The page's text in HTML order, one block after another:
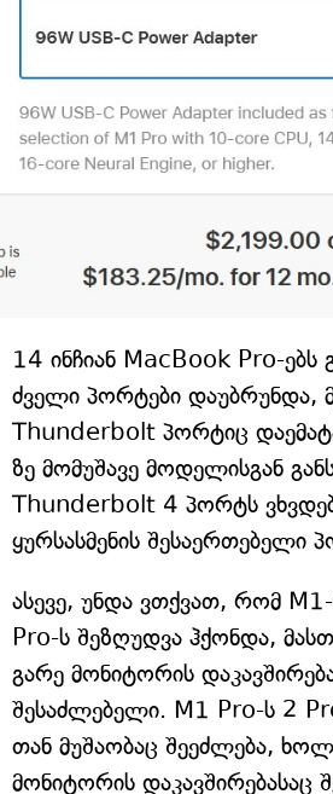
14 ინჩიან MacBook Pro-ებს
ძველი პორტები დაუბრუნდა,
Thunderbolt პორტიც
ზე მომუშავე მოდელისგან
Thunderbolt 4 პორტს
ყურსასმენის შესაერთებელი
ასევე, უნდა ვთქვათ, რომ
Pro-ს შეზღუდვა ჰქონდა,
გარე მონიტორის
შესაძლებელი. M1 Pro-ს 2
თან მუშაობაც შეეძლება,
მონიტორის დაკავშირებასაც